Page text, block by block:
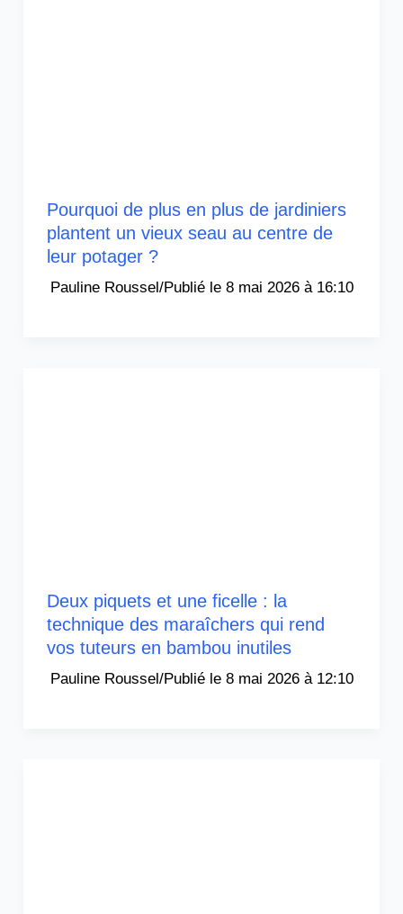
Pourquoi de plus en plus de jardiniers
plantent un vieux seau au centre de
leur potager ?
Pauline Roussel/ 8 mai 2026 à 16:10
Deux piquets et une ficelle : la
technique des maraîchers qui rend
vos tuteurs en bambou inutiles
Pauline Roussel/ 8 mai 2026 à 12:10